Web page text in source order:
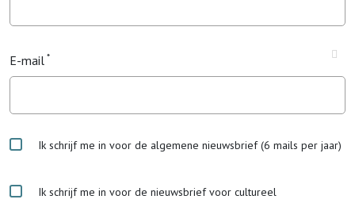
E-mail
Ik schrijf me in voor de algemene nieuwsbrief (6 mails per jaar)
Ik schrijf me in voor de nieuwsbrief voor cultureel